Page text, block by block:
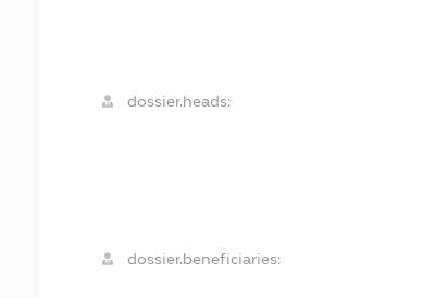
dossier.heads:
dossier.beneficiaries: